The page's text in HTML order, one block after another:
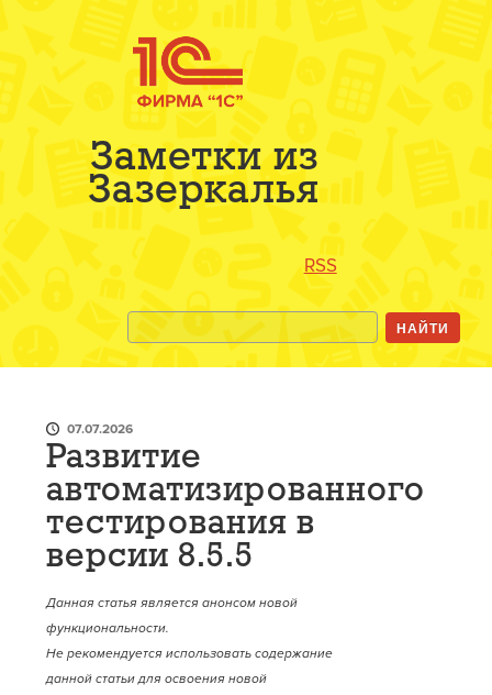
Заметки из
Зазеркалья
RSS
07.07.2026
Развитие
автоматизированного
тестирования в
версии 8.5.5
Данная статья является анонсом новой
функциональности.
Не рекомендуется использовать содержание
данной статьи для освоения новой